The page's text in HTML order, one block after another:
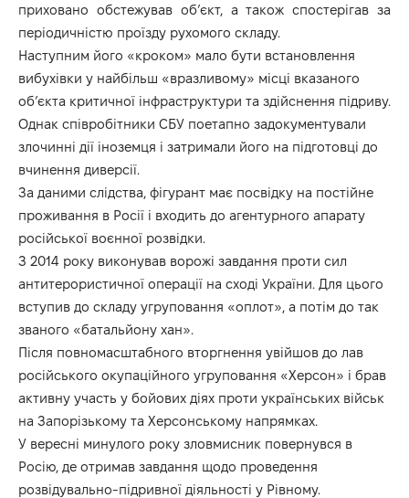
приховано обстежував об’єкт, а також спостерігав за
періодичністю проїзду рухомого складу.
Наступним його «кроком» мало бути встановлення
вибухівки у найбільш «вразливому» місці вказаного
об’єкта критичної інфраструктури та здійснення підриву.
Однак співробітники СБУ поетапно задокументували
злочинні дії іноземця і затримали його на підготовці до
вчинення диверсії.
За даними слідства, фігурант має посвідку на постійне
проживання в Росії і входить до агентурного апарату
російської воєнної розвідки.
З 2014 року виконував ворожі завдання проти сил
антитерористичної операції на сході України. Для цього
вступив до складу угруповання «оплот», а потім до так
званого «батальйону хан».
Після повномасштабного вторгнення увійшов до лав
російського окупаційного угруповання «Херсон» і брав
активну участь у бойових діях проти українських військ
на Запорізькому та Херсонському напрямках.
У вересні минулого року зловмисник повернувся в
Росію, де отримав завдання щодо проведення
розвідувально-підривної діяльності у Рівному.